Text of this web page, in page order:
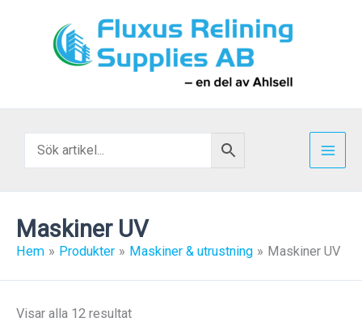
Maskiner UV
Hem Produkter Maskiner & utrustning Maskiner UV
Visar alla 12 resultatSortera